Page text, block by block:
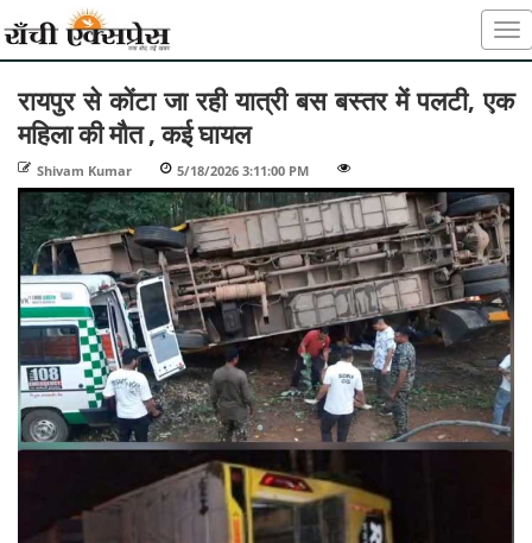
रायपुर से कोंटा जा रही यात्री बस बस्तर में पलटी, एक
महिला की मौत , कई घायल
Shivam Kumar 5/18/2026 3:11:00 PM